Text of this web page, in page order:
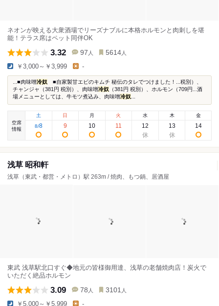
ネオンが映える大衆酒場でリーズナブルに本格ホルモンと肉刺しを堪
能！テラス席はペット同伴OK
3.32 97 人 5614 人
￥3,000～￥3,999 -
...■肉味噌冷奴 ■自家製甘エビのキムチ 秘伝のタレでつけました！...税別）、
チャンジャ（381円 税別）、肉味噌冷奴 （381円 税別）、ホルモン（709円...酒
場メニューとしては、牛モツ煮込み、肉味噌冷奴
空席
情報
土
8/8
日
9
月
10
火
11
水
12
木
13
金
14
浅草 昭和軒
浅草（東武・都営・メトロ）駅 263m / 焼肉、もつ鍋、居酒屋
東武 浅草駅北口すぐ◆地元の皆様御用達、浅草の老舗焼肉店！炭火で
いただく絶品ホルモン
3.09 78 人 3101 人
￥5,000～￥5,999 -